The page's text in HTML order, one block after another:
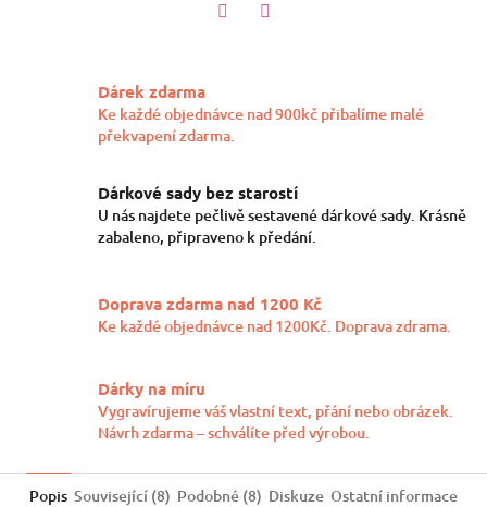
Dárek zdarma
Ke každé objednávce nad 900kč přibalíme malé
překvapení zdarma.
Dárkové sady bez starostí
U nás najdete pečlivě sestavené dárkové sady. Krásně
zabaleno, připraveno k předání.
Doprava zdarma nad 1200 Kč
Ke každé objednávce nad 1200Kč. Doprava zdrama.
Dárky na míru
Vygravírujeme váš vlastní text, přání nebo obrázek.
Návrh zdarma – schválíte před výrobou.
Popis Související (8) Podobné (8) Diskuze Ostatní informace